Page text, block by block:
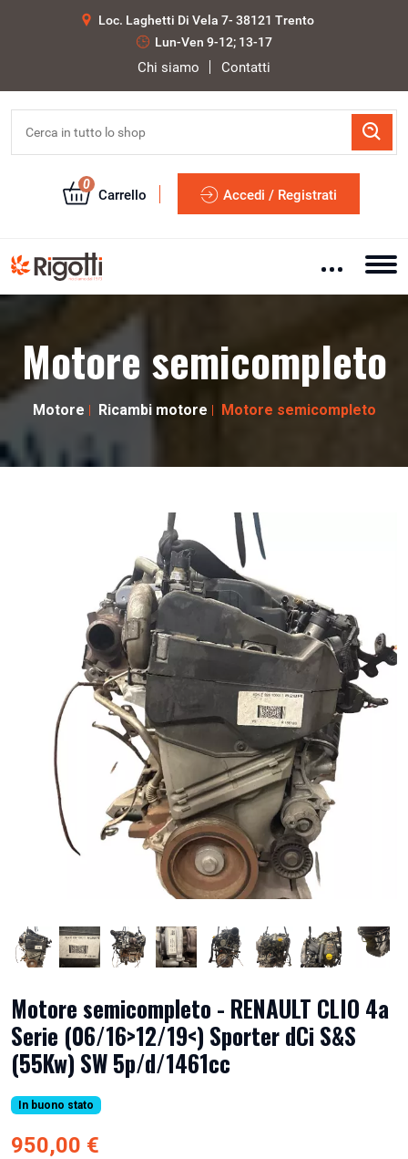
Loc. Laghetti Di Vela 7- 38121 Trento
Lun-Ven 9-12; 13-17
Chi siamo Contatti
0
Carrello Accedi / Registrati
Motore semicompleto
Motore Ricambi motore Motore semicompleto
Motore semicompleto - RENAULT CLIO 4a
Serie (06/16>12/19<) Sporter dCi S&S
(55Kw) SW 5p/d/1461cc
In buono stato
950,00 €